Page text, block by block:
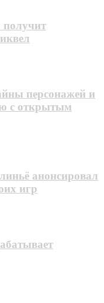
получит
персонажей и
с открытым
анонсировал
игр